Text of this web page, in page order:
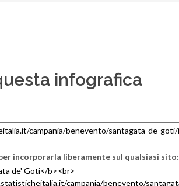
infografica
incorporarla liberamente sul qualsiasi sito: